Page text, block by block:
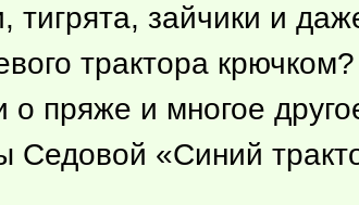
тигрята, зайчики и
трактора
пряже и многое
Седовой «Синий